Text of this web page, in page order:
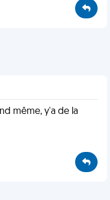
même, y'a de la